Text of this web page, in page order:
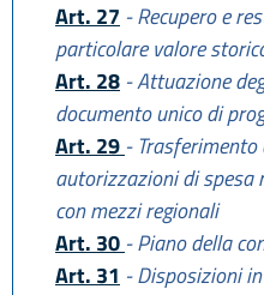
Art. 27 - Recupero e
particolare valore
Art. 28 - Attuazione
documento unico di
Art. 29 -
autorizzazioni di
con mezzi regionali
Art. 30 - Piano della
Art. 31 - Disposizioni